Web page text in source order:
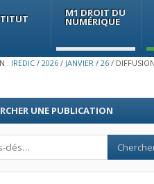
M1 DROIT DU
NUMÉRIQUE
: IREDIC / 2026 / JANVIER / 26 /
UNE PUBLICATION